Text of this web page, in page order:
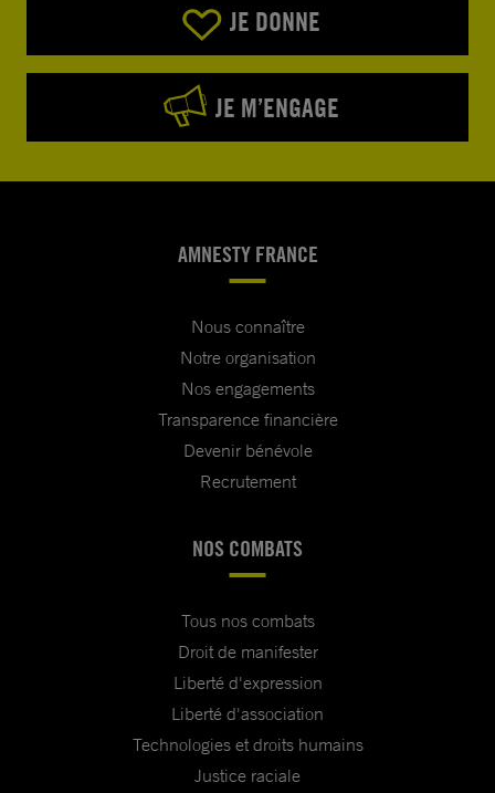
JE DONNE
JE M’ENGAGE
AMNESTY FRANCE
Nous connaître
Notre organisation
Nos engagements
Transparence financière
Devenir bénévole
Recrutement
NOS COMBATS
Tous nos combats
Droit de manifester
Liberté d'expression
Liberté d'association
Technologies et droits humains
Justice raciale